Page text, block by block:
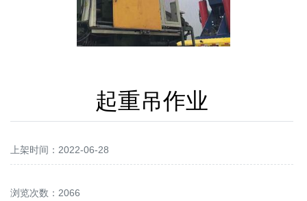
起重吊作业
上架时间：2022-06-28
浏览次数：2066